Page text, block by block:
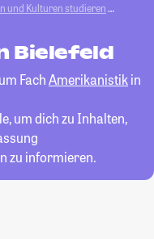
und Kulturen studieren
Bielefeld
FachAmerikanistikin
um dich zu Inhalten,
zu informieren.